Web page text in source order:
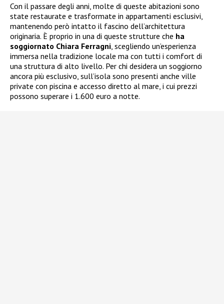
Con il passare degli anni, molte di queste abitazioni sono
state restaurate e trasformate in appartamenti esclusivi,
mantenendo però intatto il fascino dell’architettura
originaria. È proprio in una di queste strutture che ha
soggiornato Chiara Ferragni , scegliendo un’esperienza
immersa nella tradizione locale ma con tutti i comfort di
una struttura di alto livello. Per chi desidera un soggiorno
ancora più esclusivo, sull’isola sono presenti anche ville
private con piscina e accesso diretto al mare, i cui prezzi
possono superare i 1.600 euro a notte.